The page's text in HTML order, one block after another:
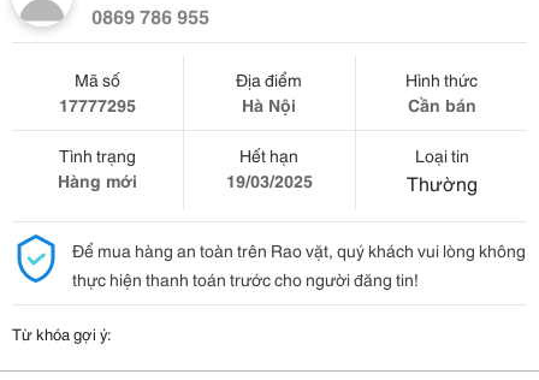
0869 786 955
Mã số
17777295
Địa điểm
Hà Nội
Hình thức
Cần bán
Tình trạng
Hàng mới
Hết hạn
19/03/2025
Loại tin
Thường
Để mua hàng an toàn trên Rao vặt, quý khách vui lòng không
thực hiện thanh toán trước cho người đăng tin!
Từ khóa gợi ý: